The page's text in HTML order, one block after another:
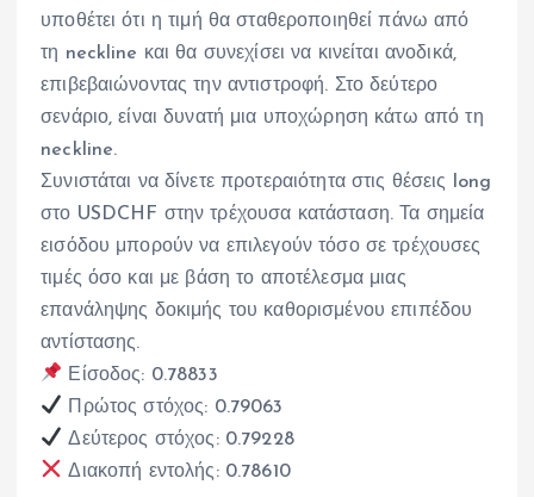
υποθέτει ότι η τιμή θα σταθεροποιηθεί πάνω από
τη neckline και θα συνεχίσει να κινείται ανοδικά,
επιβεβαιώνοντας την αντιστροφή. Στο δεύτερο
σενάριο, είναι δυνατή μια υποχώρηση κάτω από τη
neckline.
Συνιστάται να δίνετε προτεραιότητα στις θέσεις long
στο USDCHF στην τρέχουσα κατάσταση. Τα σημεία
εισόδου μπορούν να επιλεγούν τόσο σε τρέχουσες
τιμές όσο και με βάση το αποτέλεσμα μιας
επανάληψης δοκιμής του καθορισμένου επιπέδου
αντίστασης.
Είσοδος: 0.78833
Πρώτος στόχος: 0.79063
Δεύτερος στόχος: 0.79228
Διακοπή εντολής: 0.78610